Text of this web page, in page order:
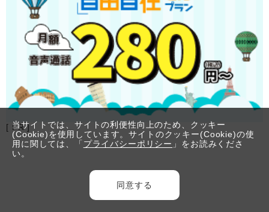
[ PR ]
当サイトでは、サイトの利便性向上のため、クッキー
(Cookie)を使用しています。サイトのクッキー(Cookie)の使
用に関しては、「 プライバシーポリシー 」をお読みくださ
い。
同意する